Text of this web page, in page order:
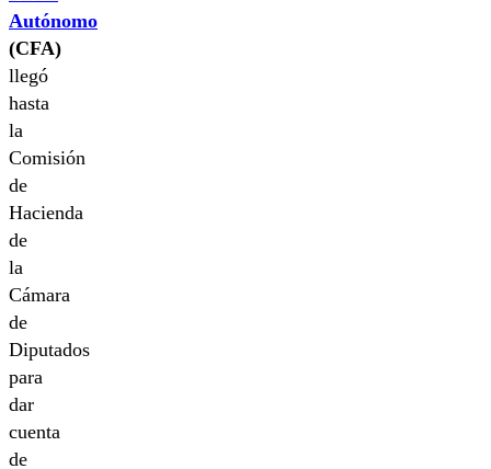
Autónomo
(CFA)
llegó
hasta
la
Comisión
de
Hacienda
de
la
Cámara
de
Diputados
para
dar
cuenta
de